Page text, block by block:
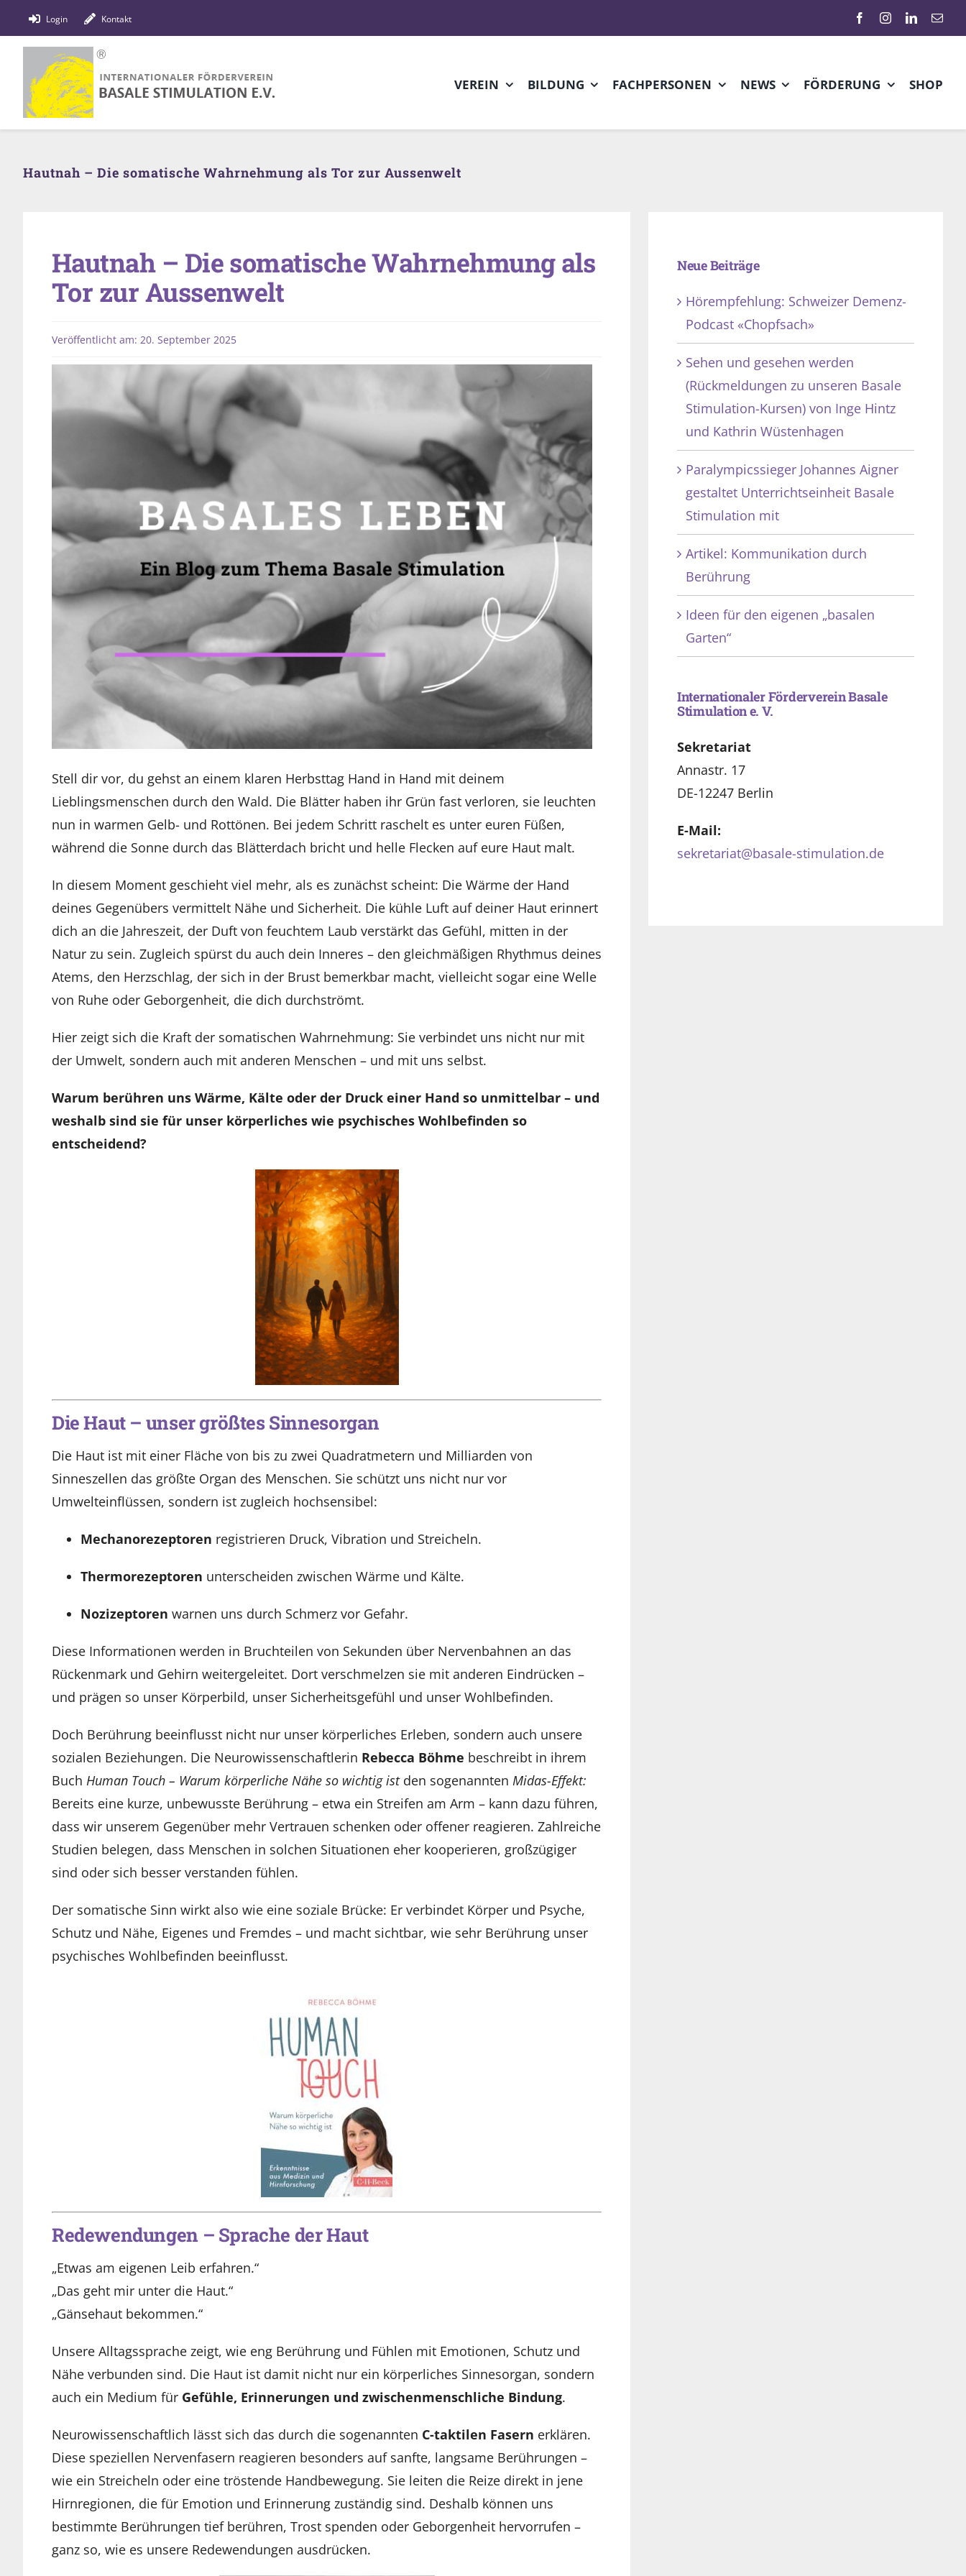
Inhalt
Login Kontakt
VEREIN BILDUNG FACHPERSONEN NEWS FÖRDERUNG SHOP
Hautnah – Die somatische Wahrnehmung als Tor zur Aussenwelt
Hautnah – Die somatische Wahrnehmung als
Tor zur Aussenwelt
Veröffentlicht am: 20. September 2025
Stell dir vor, du gehst an einem klaren Herbsttag Hand in Hand mit deinem
Lieblingsmenschen durch den Wald. Die Blätter haben ihr Grün fast verloren, sie leuchten
nun in warmen Gelb- und Rottönen. Bei jedem Schritt raschelt es unter euren Füßen,
während die Sonne durch das Blätterdach bricht und helle Flecken auf eure Haut malt.
In diesem Moment geschieht viel mehr, als es zunächst scheint: Die Wärme der Hand
deines Gegenübers vermittelt Nähe und Sicherheit. Die kühle Luft auf deiner Haut erinnert
dich an die Jahreszeit, der Duft von feuchtem Laub verstärkt das Gefühl, mitten in der
Natur zu sein. Zugleich spürst du auch dein Inneres – den gleichmäßigen Rhythmus deines
Atems, den Herzschlag, der sich in der Brust bemerkbar macht, vielleicht sogar eine Welle
von Ruhe oder Geborgenheit, die dich durchströmt.
Hier zeigt sich die Kraft der somatischen Wahrnehmung: Sie verbindet uns nicht nur mit
der Umwelt, sondern auch mit anderen Menschen – und mit uns selbst.
Warum berühren uns Wärme, Kälte oder der Druck einer Hand so unmittelbar – und
weshalb sind sie für unser körperliches wie psychisches Wohlbefinden so
entscheidend?
Die Haut – unser größtes Sinnesorgan
Die Haut ist mit einer Fläche von bis zu zwei Quadratmetern und Milliarden von
Sinneszellen das größte Organ des Menschen. Sie schützt uns nicht nur vor
Umwelteinflüssen, sondern ist zugleich hochsensibel:
Mechanorezeptoren registrieren Druck, Vibration und Streicheln.
Thermorezeptoren unterscheiden zwischen Wärme und Kälte.
Nozizeptoren warnen uns durch Schmerz vor Gefahr.
Diese Informationen werden in Bruchteilen von Sekunden über Nervenbahnen an das
Rückenmark und Gehirn weitergeleitet. Dort verschmelzen sie mit anderen Eindrücken –
und prägen so unser Körperbild, unser Sicherheitsgefühl und unser Wohlbefinden.
Doch Berührung beeinflusst nicht nur unser körperliches Erleben, sondern auch unsere
sozialen Beziehungen. Die Neurowissenschaftlerin Rebecca Böhme beschreibt in ihrem
Buch Human Touch – Warum körperliche Nähe so wichtig istden sogenannten Midas-Effekt:
Bereits eine kurze, unbewusste Berührung – etwa ein Streifen am Arm – kann dazu führen,
dass wir unserem Gegenüber mehr Vertrauen schenken oder offener reagieren. Zahlreiche
Studien belegen, dass Menschen in solchen Situationen eher kooperieren, großzügiger
sind oder sich besser verstanden fühlen.
Der somatische Sinn wirkt also wie eine soziale Brücke: Er verbindet Körper und Psyche,
Schutz und Nähe, Eigenes und Fremdes – und macht sichtbar, wie sehr Berührung unser
psychisches Wohlbefinden beeinflusst.
Redewendungen – Sprache der Haut
„Etwas am eigenen Leib erfahren.“
„Das geht mir unter die Haut.“
„Gänsehaut bekommen.“
Unsere Alltagssprache zeigt, wie eng Berührung und Fühlen mit Emotionen, Schutz und
Nähe verbunden sind. Die Haut ist damit nicht nur ein körperliches Sinnesorgan, sondern
auch ein Medium für Gefühle, Erinnerungen und zwischenmenschliche Bindung.
Neurowissenschaftlich lässt sich das durch die sogenannten C-taktilen Fasern erklären.
Diese speziellen Nervenfasern reagieren besonders auf sanfte, langsame Berührungen –
wie ein Streicheln oder eine tröstende Handbewegung. Sie leiten die Reize direkt in jene
Hirnregionen, die für Emotion und Erinnerung zuständig sind. Deshalb können uns
bestimmte Berührungen tief berühren, Trost spenden oder Geborgenheit hervorrufen –
ganz so, wie es unsere Redewendungen ausdrücken.
Neue Beiträge
Hörempfehlung: Schweizer Demenz-
Podcast «Chopfsach»
Sehen und gesehen werden
(Rückmeldungen zu unseren Basale
Stimulation-Kursen) von Inge Hintz
und Kathrin Wüstenhagen
Paralympicssieger Johannes Aigner
gestaltet Unterrichtseinheit Basale
Stimulation mit
Artikel: Kommunikation durch
Berührung
Ideen für den eigenen „basalen
Garten“
Internationaler Förderverein Basale
Stimulation e. V.
Sekretariat
Annastr. 17
DE-12247 Berlin
E-Mail:
sekretariat@basale-stimulation.de